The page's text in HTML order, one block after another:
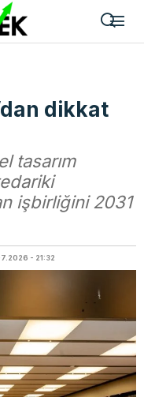
dikkat
tasarım
işbirliğini 2031
- 21:32